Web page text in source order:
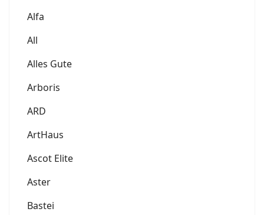
Alfa
All
Alles Gute
Arboris
ARD
ArtHaus
Ascot Elite
Aster
Bastei